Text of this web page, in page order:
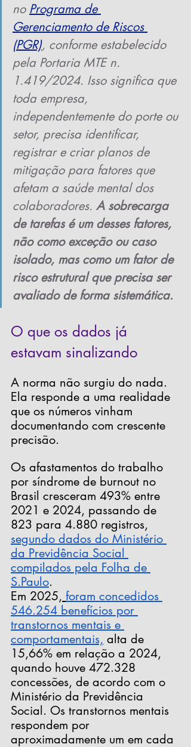
no Programa de
Gerenciamento de Riscos
(PGR), conforme estabelecido
pela Portaria MTE n.
1.419/2024. Isso significa que
toda empresa,
independentemente do porte ou
setor, precisa identificar,
registrar e criar planos de
mitigação para fatores que
afetam a saúde mental dos
colaboradores. A sobrecarga
de tarefas é um desses fatores,
não como exceção ou caso
isolado, mas como um fator de
risco estrutural que precisa ser
avaliado de forma sistemática.
O que os dados já
estavam sinalizando
A norma não surgiu do nada.
Ela responde a uma realidade
que os números vinham
documentando com crescente
precisão.
Os afastamentos do trabalho
por síndrome de burnout no
Brasil cresceram 493% entre
2021 e 2024, passando de
823 para 4.880 registros,
segundo dados do Ministério
da Previdência Social
compilados pela Folha de
S.Paulo.
Em 2025, foram concedidos
546.254 benefícios por
transtornos mentais e
comportamentais, alta de
15,66% em relação a 2024,
quando houve 472.328
concessões, de acordo com o
Ministério da Previdência
Social. Os transtornos mentais
respondem por
aproximadamente um em cada